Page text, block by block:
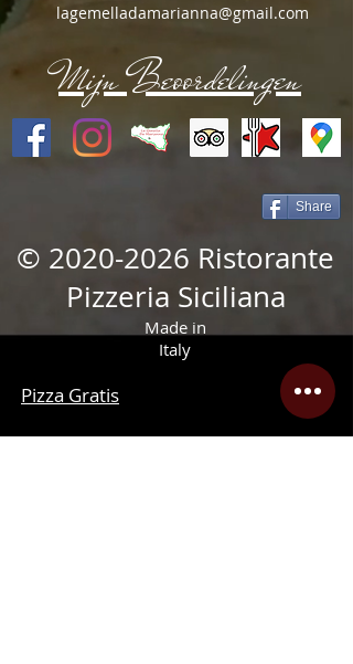
lagemelladamarianna@gmail.com
Mijn Beoordelingen
Share
© 2020-2026 Ristorante
Pizzeria Siciliana
Made in
Italy
Pizza Gratis